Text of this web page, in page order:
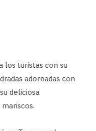
los turistas con su
adornadas con
deliciosa